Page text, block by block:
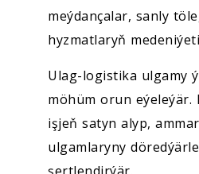
meýdançalar, sanly
hyzmatlaryň
Ulag-logistika ulgamy
möhüm orun
işjeň satyn alyp,
ulgamlaryny